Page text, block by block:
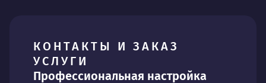
КОНТАКТЫ И ЗАКАЗ
УСЛУГИ
Профессиональная настройка